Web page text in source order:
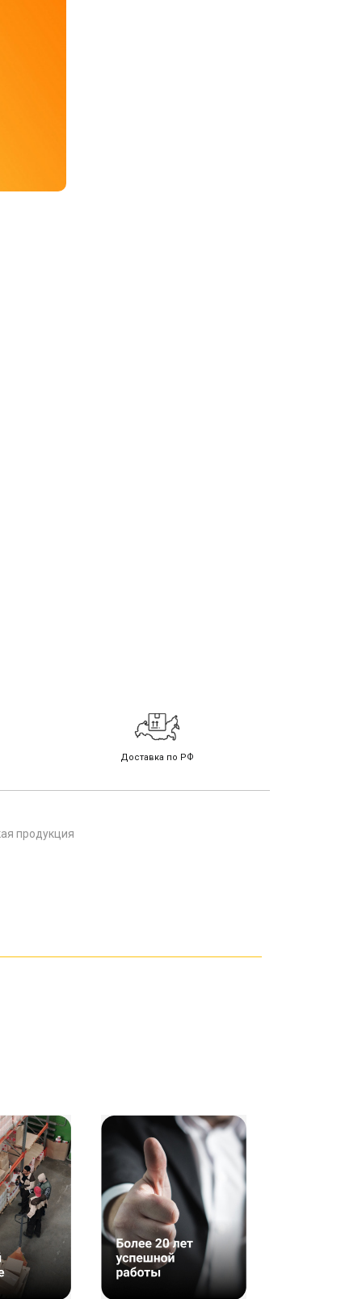
Доставка по РФ
продукция